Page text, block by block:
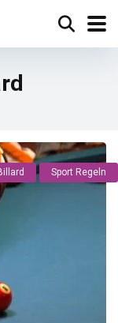
Sport Regeln